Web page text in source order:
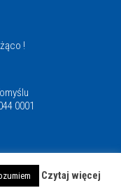
!
0001
Publiczna
Czytaj więcej